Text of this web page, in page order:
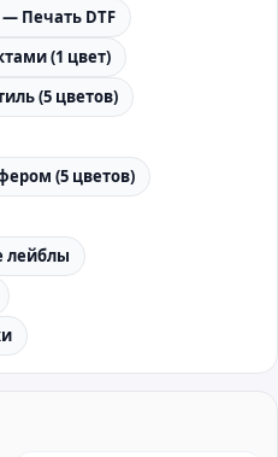
— Печать DTF
(1 цвет)
(5 цветов)
(5 цветов)
лейблы